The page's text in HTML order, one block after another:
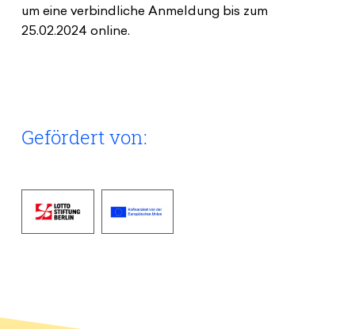
um eine verbindliche Anmeldung bis zum
25.02.2024 online.
Gefördert von: